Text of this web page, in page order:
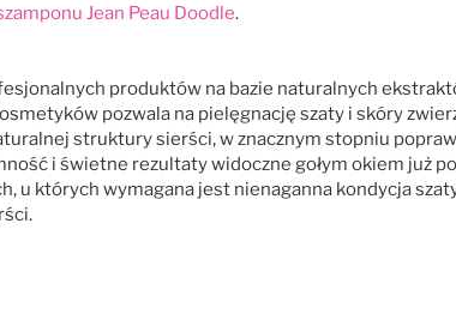
Jean Peau Doodle.
produktów na bazie naturalnych
pozwala na pielęgnację szaty i skóry
struktury sierści, w znacznym stopniu
i świetne rezultaty widoczne gołym okiem już
u których wymagana jest nienaganna kondycja